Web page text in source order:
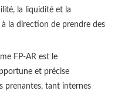
la liquidité et la
la direction de prendre des
FP-AR est le
et précise
prenantes, tant internes